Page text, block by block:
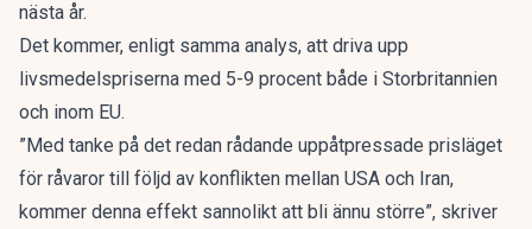
nästa år.
Det kommer, enligt samma analys, att driva upp
livsmedelspriserna med 5-9 procent både i Storbritannien
och inom EU.
”Med tanke på det redan rådande uppåtpressade prisläget
för råvaror till följd av konflikten mellan USA och Iran,
kommer denna effekt sannolikt att bli ännu större”, skriver